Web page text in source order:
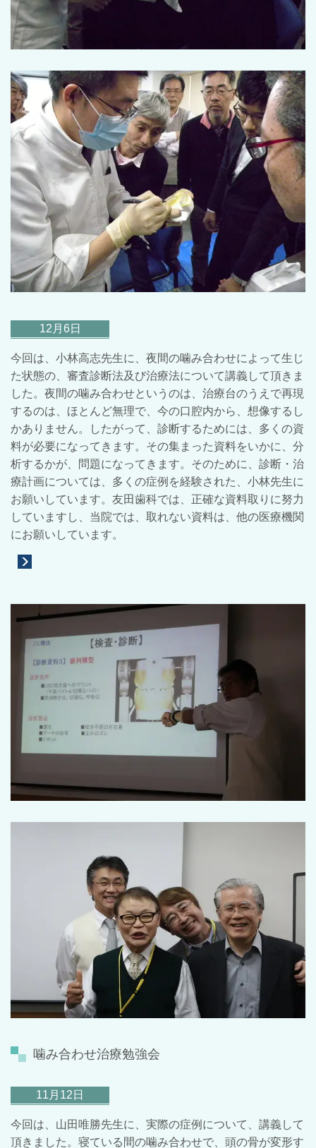
12月6日
今回は、小林高志先生に、夜間の噛み合わせによって生じ
た状態の、審査診断法及び治療法について講義して頂きま
した。夜間の噛み合わせというのは、治療台のうえで再現
するのは、ほとんど無理で、今の口腔内から、想像するし
かありません。したがって、診断するためには、多くの資
料が必要になってきます。その集まった資料をいかに、分
析するかが、問題になってきます。そのために、診断・治
療計画については、多くの症例を経験された、小林先生に
お願いしています。友田歯科では、正確な資料取りに努力
していますし、当院では、取れない資料は、他の医療機関
にお願いしています。
噛み合わせ治療勉強会
11月12日
今回は、山田唯勝先生に、実際の症例について、講義して
頂きました。寝ている間の噛み合わせで、頭の骨が変形す